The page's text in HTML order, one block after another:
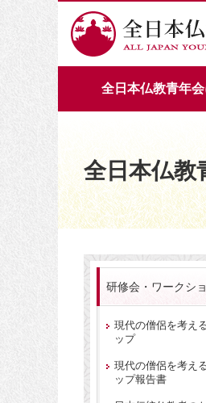
全日本仏教青年
全日本仏教
研修会・ワークシ
現代の僧侶を考え
ップ
現代の僧侶を考え
ップ報告書